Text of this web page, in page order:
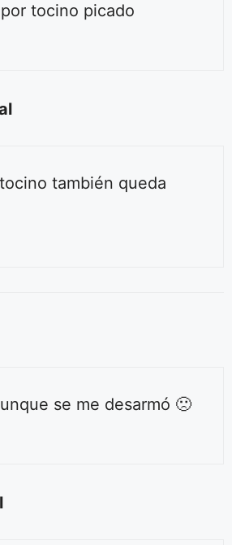
tocino picado
también queda
se me desarmó 🙁